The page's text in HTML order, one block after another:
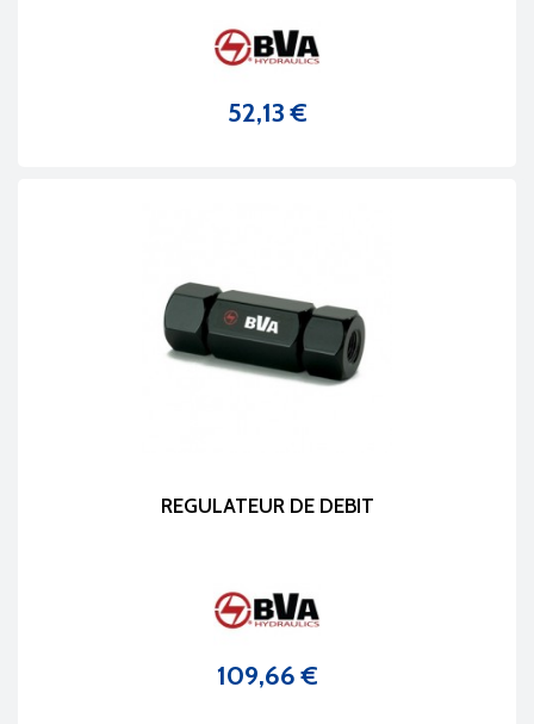
Prix
52,13 €
REGULATEUR DE DEBIT
Prix
109,66 €